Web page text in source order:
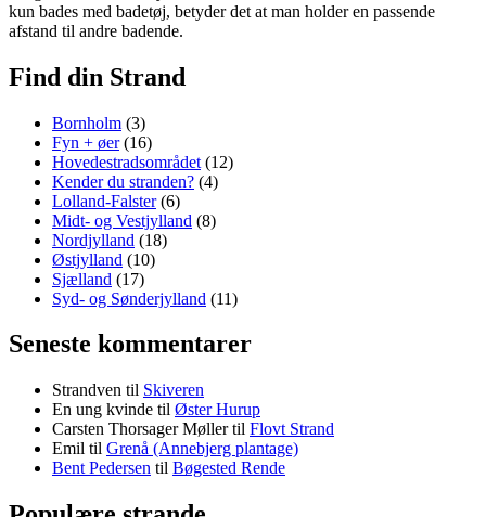
kun bades med badetøj, betyder det at man holder en passende
afstand til andre badende.
Find din Strand
Bornholm (3)
Fyn + øer(16)
Hovedestradsområdet (12)
Kender du stranden? (4)
Lolland-Falster(6)
Midt- og Vestjylland (8)
Nordjylland (18)
Østjylland (10)
Sjælland (17)
Syd- og Sønderjylland (11)
Seneste kommentarer
Strandven til Skiveren
En ung kvinde til Øster Hurup
Carsten Thorsager Møllertil Flovt Strand
Emil til Grenå (Annebjerg plantage)
Bent Pedersen til Bøgested Rende